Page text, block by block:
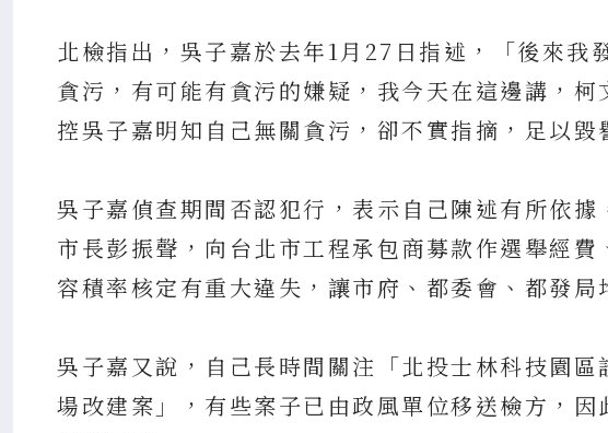
北檢指出，吳子嘉於去年1月27日指述，「後來我
貪污，有可能有貪污的嫌疑，我今天在這邊講，
控吳子嘉明知自己無關貪污，卻不實指摘，足以毀
吳子嘉偵查期間否認犯行，表示自己陳述有所依
市長彭振聲，向台北市工程承包商募款作選舉經
容積率核定有重大違失，讓市府、都委會、都發局
吳子嘉又說，自己長時間關注「北投士林科技園
場改建案」，有些案子已由政風單位移送檢方，